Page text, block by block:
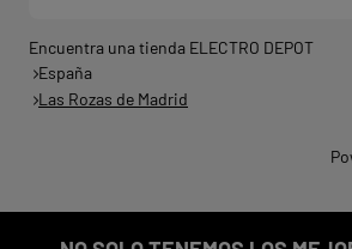
Encuentra una tienda ELECTRO DEPOT
España
Las Rozas de Madrid